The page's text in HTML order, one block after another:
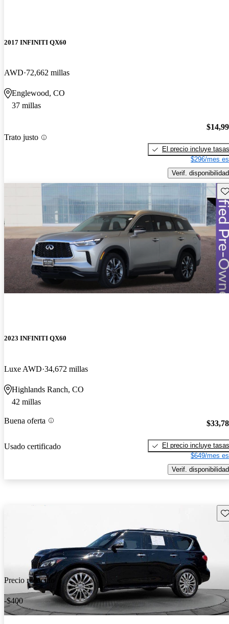
2017 INFINITI QX60
AWD 72,662 millas
Englewood, CO
37 millas
Trato justo
El precio incluye tasas
$296/mes
Verif. disponibilidad
2023 INFINITI QX60
Luxe AWD 34,672 millas
Highlands Ranch, CO
42 millas
Buena oferta
Usado certificado
El precio incluye tasas
$649/mes
Verif. disponibilidad
Precio reducido
-$400